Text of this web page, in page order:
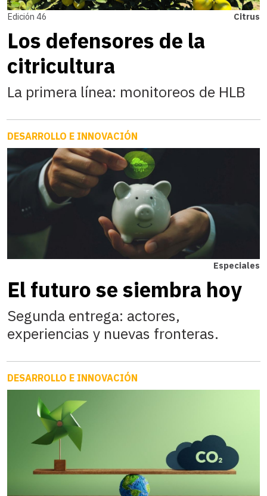
Edición 46 Citrus
Los defensores de la
citricultura
La primera línea: monitoreos de HLB
DESARROLLO E INNOVACIÓN
Especiales
El futuro se siembra hoy
Segunda entrega: actores,
experiencias y nuevas fronteras.
DESARROLLO E INNOVACIÓN